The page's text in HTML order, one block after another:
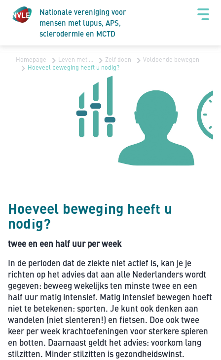
Nationale vereniging voor
mensen met lupus, APS,
sclerodermie en MCTD
Homepage Leven met … Zelf doen
Voldoende bewegen
Hoeveel beweging heeft u nodig?
Hoeveel beweging heeft u
nodig?
twee en een half uur per week
In de perioden dat de ziekte niet actief is, kan je je
richten op het advies dat aan alle Nederlanders wordt
gegeven: beweeg wekelijks ten minste twee en een
half uur matig intensief. Matig intensief bewegen hoeft
niet te betekenen: sporten. Je kunt ook denken aan
wandelen (niet slenteren!) en fietsen. Doe ook twee
keer per week krachtoefeningen voor sterkere spieren
en botten. Daarnaast geldt het advies: voorkom lang
stilzitten. Minder stilzitten is gezondheidswinst.